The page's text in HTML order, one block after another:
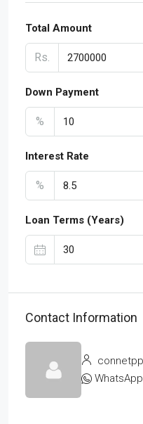
Total Amount
Rs.
Down Payment
%
Interest Rate
%
Loan Terms (Years)
Contact Information
WhatsApp